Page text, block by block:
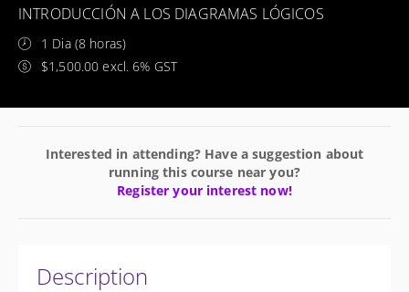
INTRODUCCIÓN A LOS DIAGRAMAS LÓGICOS
1 Dia (8 horas)
$1,500.00 excl. 6% GST
Interested in attending? Have a suggestion about
running this course near you?
Register your interest now!
Description